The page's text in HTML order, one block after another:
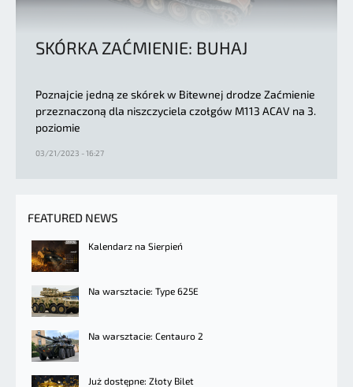
SKÓRKA ZAĆMIENIE: BUHAJ
Poznajcie jedną ze skórek w Bitewnej drodze Zaćmienie
przeznaczoną dla niszczyciela czołgów M113 ACAV na 3.
poziomie
03/21/2023 - 16:27
FEATURED NEWS
Kalendarz na Sierpień
Na warsztacie: Type 625E
Na warsztacie: Centauro 2
Już dostępne: Złoty Bilet